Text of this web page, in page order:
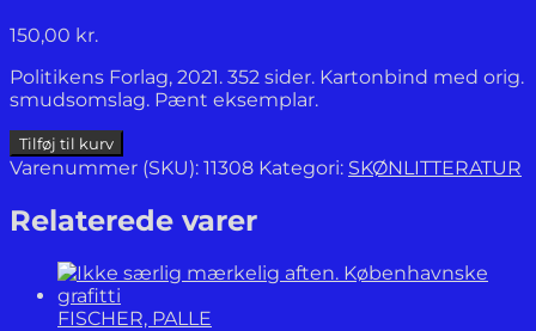
150,00 kr.
Politikens Forlag, 2021. 352 sider. Kartonbind med orig.
smudsomslag. Pænt eksemplar.
Snask.
antal
Tilføj til kurv
Varenummer (SKU): 11308 Kategori: SKØNLITTERATUR
Relaterede varer
FISCHER, PALLE